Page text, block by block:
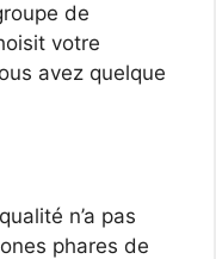
de
votre
avez quelque
n’a pas
phares de